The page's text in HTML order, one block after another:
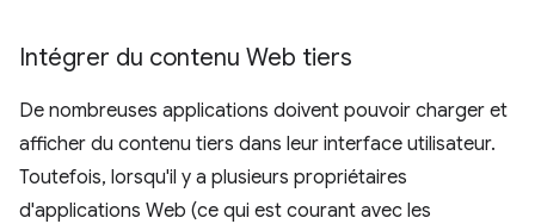
Intégrer du contenu Web tiers
De nombreuses applications doivent pouvoir charger et
afficher du contenu tiers dans leur interface utilisateur.
Toutefois, lorsqu'il y a plusieurs propriétaires
d'applications Web (ce qui est courant avec les